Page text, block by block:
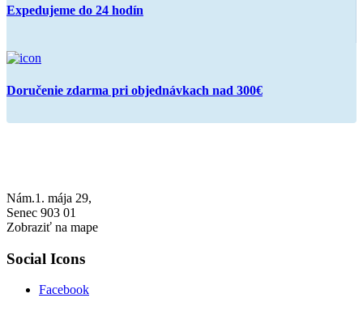
Expedujeme do 24 hodín
Doručenie zdarma pri objednávkach nad 300€
Nám.1. mája 29,
Senec 903 01
Zobraziť na mape
Social Icons
Facebook